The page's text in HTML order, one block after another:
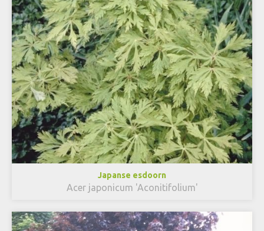
Japanse esdoorn
Acer japonicum 'Aconitifolium'